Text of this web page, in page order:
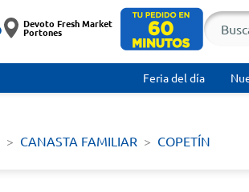
Devoto Fresh Market
Portones
Feria del día
CANASTA FAMILIAR COPETÍN